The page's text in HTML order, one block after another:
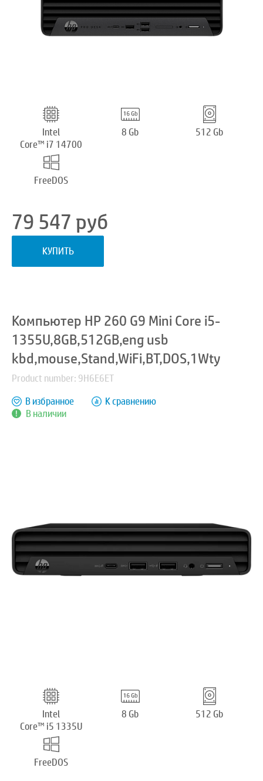
Intel
Core™ i7 14700
8 Gb 512 Gb
FreeDOS
79 547 руб
КУПИТЬ
Компьютер HP 260 G9 Mini Core i5-
1355U,8GB,512GB,eng usb
kbd,mouse,Stand,WiFi,BT,DOS,1Wty
Product number: 9H6E6ET
В наличии
В избранное К сравнению
Intel
Core™ i5 1335U
8 Gb 512 Gb
FreeDOS